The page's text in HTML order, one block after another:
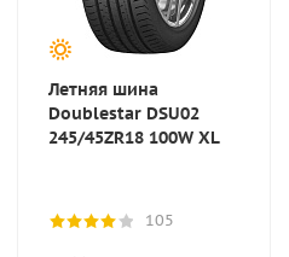
Летняя шина
Doublestar DSU02
245/45ZR18 100W XL
105